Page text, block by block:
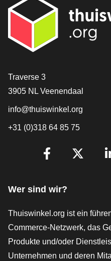
[_General:Contact]
Traverse 3
3905 NL Veenendaal
info@thuiswinkel.org
+31 (0)318 64 85 75
Wer sind wir?
Thuiswinkel.org ist ein
Commerce-Netzwerk, das
Produkte und/oder
Unternehmen und deren